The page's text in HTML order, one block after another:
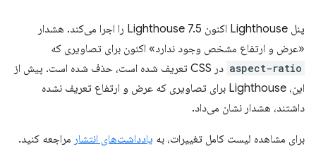
پنل Lighthouse اکنون Lighthouse 7.5 را اجرا می‌کند. هشدار
«عرض و ارتفاع مشخص وجود ندارد» اکنون برای تصاویری که
aspect-ratio
در CSS تعریف شده است، حذف شده است. پیش از
این، Lighthouse برای تصاویری که عرض و ارتفاع تعریف نشده
داشتند، هشدار نشان می‌داد.
برای مشاهده لیست کامل تغییرات، به یادداشت‌های انتشار مراجعه کنید.